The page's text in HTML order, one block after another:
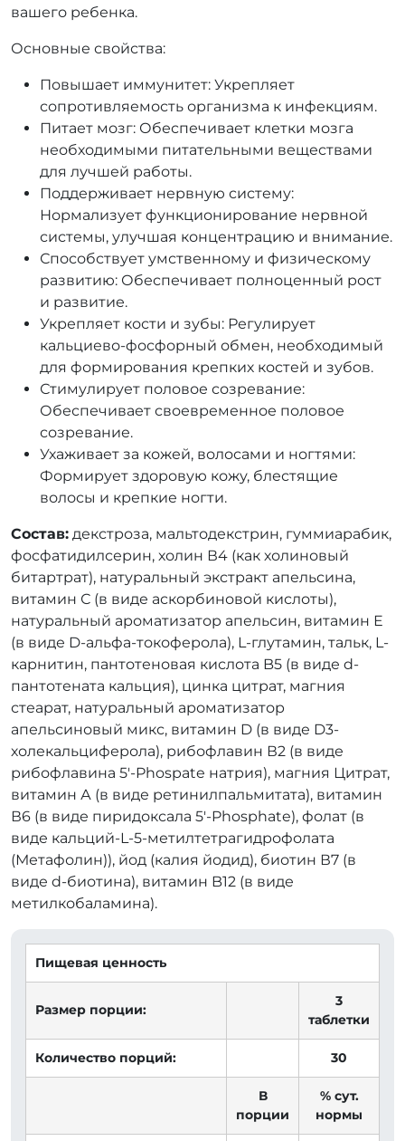
вашего ребенка.
Основные свойства:
Повышает иммунитет: Укрепляет
сопротивляемость организма к инфекциям.
Питает мозг: Обеспечивает клетки мозга
необходимыми питательными веществами
для лучшей работы.
Поддерживает нервную систему:
Нормализует функционирование нервной
системы, улучшая концентрацию и внимание.
Способствует умственному и физическому
развитию: Обеспечивает полноценный рост
и развитие.
Укрепляет кости и зубы: Регулирует
кальциево-фосфорный обмен, необходимый
для формирования крепких костей и зубов.
Стимулирует половое созревание:
Обеспечивает своевременное половое
созревание.
Ухаживает за кожей, волосами и ногтями:
Формирует здоровую кожу, блестящие
волосы и крепкие ногти.
Состав: декстроза, мальтодекстрин, гуммиарабик,
фосфатидилсерин, холин В4 (как холиновый
битартрат), натуральный экстракт апельсина,
витамин С (в виде аскорбиновой кислоты),
натуральный ароматизатор апельсин, витамин Е
(в виде D-альфа-токоферола), L-глутамин, тальк, L-
карнитин, пантотеновая кислота B5 (в виде d-
пантотената кальция), цинка цитрат, магния
стеарат, натуральный ароматизатор
апельсиновый микс, витамин D (в виде D3-
холекальциферола), рибофлавин В2 (в виде
рибофлавина 5'-Phospate натрия), магния Цитрат,
витамин А (в виде ретинилпальмитата), витамин
В6 (в виде пиридоксала 5'-Phosphate), фолат (в
виде кальций-L-5-метилтетрагидрофолата
(Метафолин)), йод (калия йодид), биотин В7 (в
виде d-биотина), витамин B12 (в виде
метилкобаламина).
Пищевая ценность
Размер порции:
3
таблетки
Количество порций: 30
В
порции
% сут.
нормы